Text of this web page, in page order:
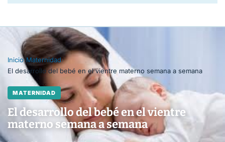
Inicio›Maternidad›
El desarrollo del bebé en el vientre materno semana a semana
MATERNIDAD
El desarrollo del bebé en el vientre
materno semana a semana